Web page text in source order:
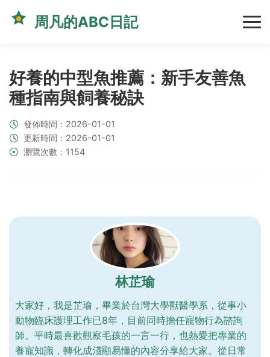
周凡的ABC日記
好養的中型魚推薦：新手友善魚
種指南與飼養秘訣
發佈時間：2026-01-01
更新時間：2026-01-01
瀏覽次數：1154
林芷瑜
大家好，我是芷瑜，畢業於台灣大學獸醫學系，從事小
動物臨床護理工作已8年，目前同時擔任寵物行為諮詢
師。平時最喜歡觀察毛孩的一言一行，也熱愛把專業的
養寵知識，轉化成淺顯易懂的內容分享給大家。從日常